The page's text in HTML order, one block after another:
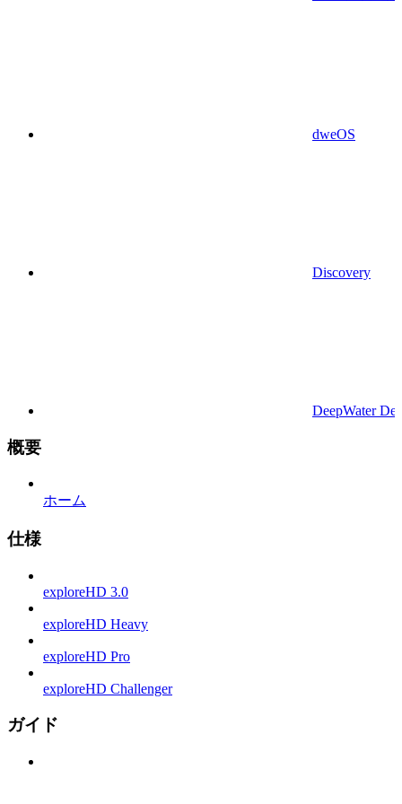
dweOS
Discovery
DeepWater
概要
ホーム
仕様
exploreHD 3.0
exploreHD Heavy
exploreHD Pro
exploreHD Challenger
ガイド